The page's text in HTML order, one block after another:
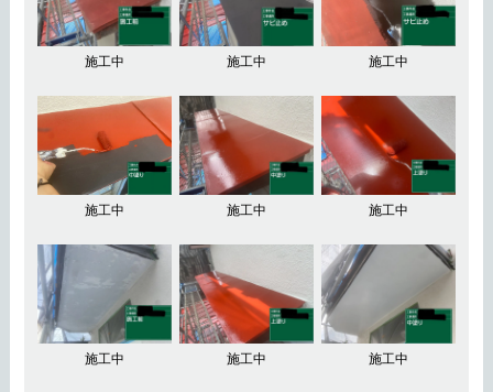
施工中 施工中 施工中
施工中 施工中 施工中
施工中 施工中 施工中